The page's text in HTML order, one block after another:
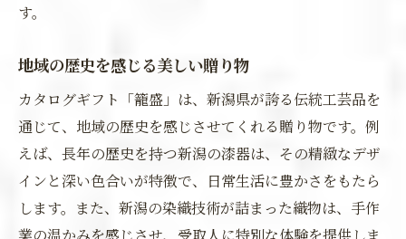
す。
地域の歴史を感じる美しい贈り物
カタログギフト「籠盛」は、新潟県が誇る伝統工芸品を
通じて、地域の歴史を感じさせてくれる贈り物です。例
えば、長年の歴史を持つ新潟の漆器は、その精緻なデザ
インと深い色合いが特徴で、日常生活に豊かさをもたら
します。また、新潟の染織技術が詰まった織物は、手作
業の温かみを感じさせ、受取人に特別な体験を提供しま